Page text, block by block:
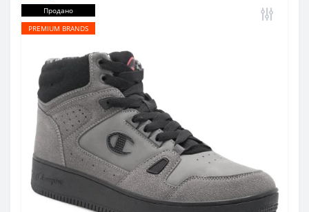
Продано
PREMIUM BRANDS